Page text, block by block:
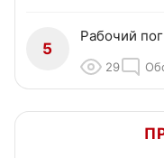
5
Рабочий
29